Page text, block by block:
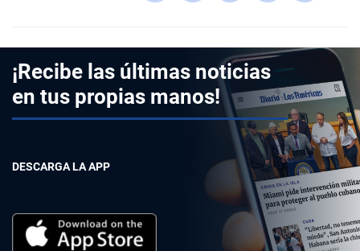
¡Recibe las últimas noticias
en tus propias manos!
DESCARGA LA APP